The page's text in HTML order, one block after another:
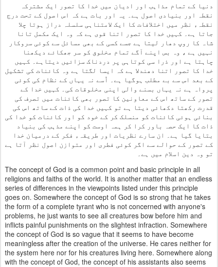
دنیا کے تمام مذاہب اور ادیان میں خدا کا تصور ایک مشترکہ
نقطہ اور بنیادی اصول ہے۔ یہ اور بات ہے کہ اس اصول کے تحت درج
نقطہء نظر میں اختلافات کا ایک لامتناہی سلسلہ دراز ہوتا چلا
جاتا ہے۔ کہیں خدا کا تصور اتنا قوی ہے کہ وہ ایک مکمل تانا
شاہ کا روپ دھار لیتا ہے جسے کسی کے بھی مسائل سے کوئی سروکار
نہیں ہے ، وہ بس اپنے آگے تمام مخلوق کو سر جھکائے دیکھنا
چاہتا ہے اور ذرا سی کوتاہی پر دردناک سزائیں دیتاہے۔ کہیں
خدا کا تصور اتنا دھندلا ہے کہ ایسا لگتا ہے وہ کائنات کی تشکیل
کے بعد اس سے بے مطلب ہوگیا ہے۔ اُسے نہ یہاں کے نظام کی کوئی
پرواہ ہے نہ یہاں بسنے والی اپنی مخلوقات کی۔ کہیں خدا کے
تصور کے ساتھ اس کے معاونین کا تصور بھی کائنات میں تصرف کی
قدرت رکھتا دکھائی دیتا ہے تو کہیں خدا کی ذات کے ساتھ اس کی
بنائی ہوئی کائنات کو منسلک کر کے خود کو اور کائنات کو خدا کی
ذات کا ایک حصہ باور کرا کر ہمہ اوست کو اپنے مذہب کی بنیاد
بتایا گیا ہے۔ ان سارے نظریات اور طریقہء فکر کے درمیان خدا
کے تصور کے حوالے سے اگر کوئی فطری اور متوازن اصول نظر آتا ہے
تو وہ دین اسلام میں ہے۔
The concept of God is a common point and basic principle in all
religions and faiths of the world. It is another matter that an endless
series of differences in the viewpoints listed under this principle
goes on. Somewhere the concept of God is so strong that he takes
the form of a complete tyrant who is not concerned with anyone's
problems, he just wants to see all creatures bow before him and
inflicts painful punishments on the slightest infraction. Somewhere
the concept of God is so vague that it seems to have become
meaningless after the creation of the universe. He cares neither for
the system here nor for his creatures living here. Somewhere along
with the concept of God, the concept of his assistants also seems